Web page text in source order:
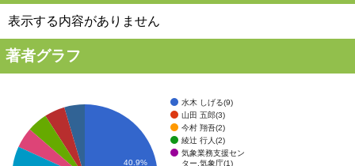
表示する内容がありません
著者グラフ
水木 しげる(9)
山田 五郎(3)
今村 翔吾(2)
綾辻 行人(2)
気象業務支援セン
ター,気象庁(1)
40.9%